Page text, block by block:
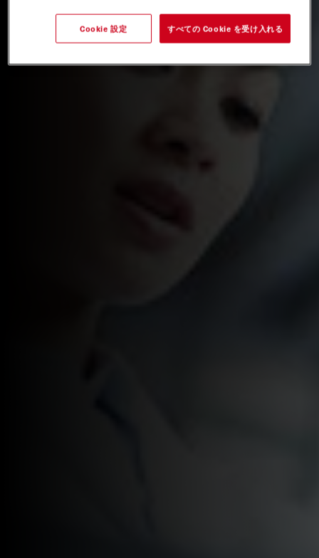
Cookie 設定 すべての Cookie を受け入れる